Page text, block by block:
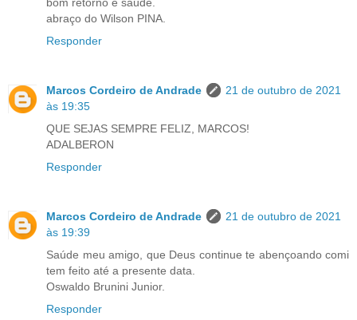
bom retorno e saúde.
abraço do Wilson PINA.
Responder
Marcos Cordeiro de Andrade
21 de outubro de 2021
às 19:35
QUE SEJAS SEMPRE FELIZ, MARCOS!
ADALBERON
Responder
Marcos Cordeiro de Andrade
21 de outubro de 2021
às 19:39
Saúde meu amigo, que Deus continue te abençoando comi
tem feito até a presente data.
Oswaldo Brunini Junior.
Responder